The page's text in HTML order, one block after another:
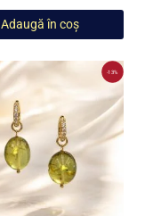
inițial
a
fost:
349,00 lei.
curent
este:
249,00
Adaugă în coș
-13%